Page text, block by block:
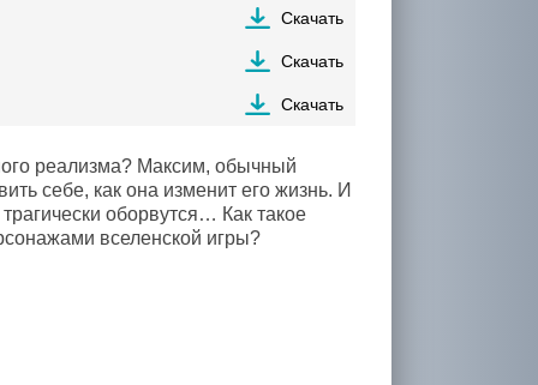
Скачать
Скачать
Скачать
реализма? Максим, обычный
себе, как она изменит его жизнь. И
оборвутся… Как такое
вселенской игры?